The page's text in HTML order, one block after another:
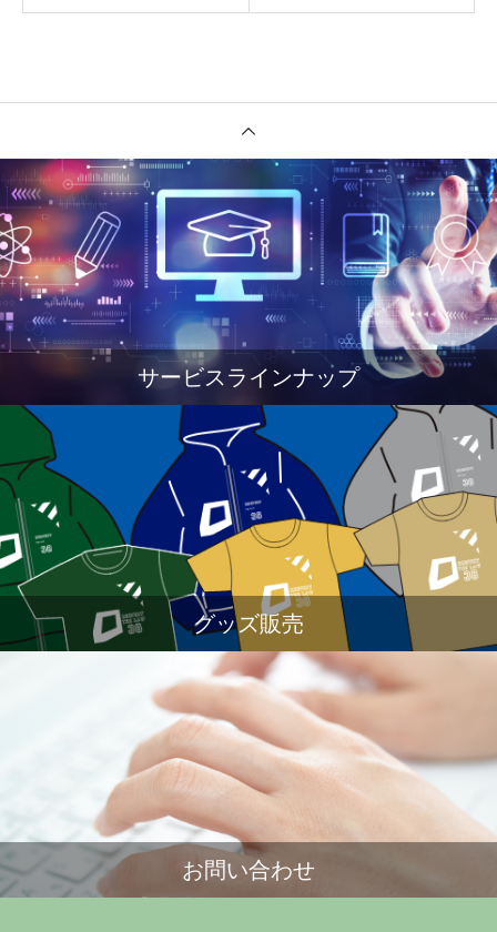
サービスラインナップ
グッズ販売
お問い合わせ